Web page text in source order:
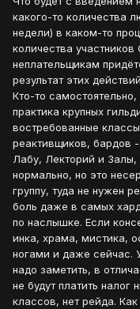
какого-то количества
недели) в каком-то
количества
неплательщикам
результат этих
Кто-то
практика крупных
востребованные
реактивщиков, бардов
Лабу, Лекторий и Залы,
нормально, но это
группу, туда не нужен
боль даже в самых
по наслышке. Если
инка, храма, мистика,
ногами и даже сейчас.
надо заметить, в
не будут платить налог
классов, нет рейда.